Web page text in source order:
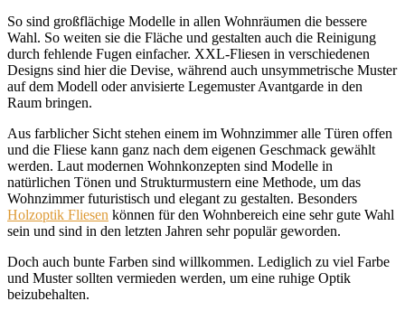
So sind großflächige Modelle in allen Wohnräumen die bessere
Wahl. So weiten sie die Fläche und gestalten auch die Reinigung
durch fehlende Fugen einfacher. XXL-Fliesen in verschiedenen
Designs sind hier die Devise, während auch unsymmetrische Muster
auf dem Modell oder anvisierte Legemuster Avantgarde in den
Raum bringen.
Aus farblicher Sicht stehen einem im Wohnzimmer alle Türen offen
und die Fliese kann ganz nach dem eigenen Geschmack gewählt
werden. Laut modernen Wohnkonzepten sind Modelle in
natürlichen Tönen und Strukturmustern eine Methode, um das
Wohnzimmer futuristisch und elegant zu gestalten. Besonders
Holzoptik Fliesen können für den Wohnbereich eine sehr gute Wahl
sein und sind in den letzten Jahren sehr populär geworden.
Doch auch bunte Farben sind willkommen. Lediglich zu viel Farbe
und Muster sollten vermieden werden, um eine ruhige Optik
beizubehalten.